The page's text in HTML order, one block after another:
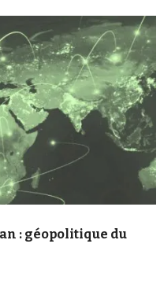
: géopolitique du